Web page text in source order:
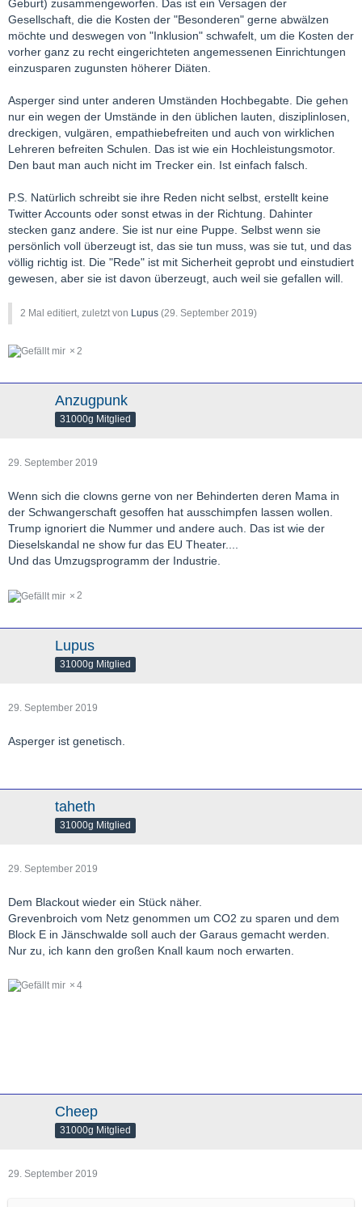
Geburt) zusammengeworfen. Das ist ein Versagen der
Gesellschaft, die die Kosten der "Besonderen" gerne abwälzen
möchte und deswegen von "Inklusion" schwafelt, um die Kosten der
vorher ganz zu recht eingerichteten angemessenen Einrichtungen
einzusparen zugunsten höherer Diäten.
Asperger sind unter anderen Umständen Hochbegabte. Die gehen
nur ein wegen der Umstände in den üblichen lauten, disziplinlosen,
dreckigen, vulgären, empathiebefreiten und auch von wirklichen
Lehreren befreiten Schulen. Das ist wie ein Hochleistungsmotor.
Den baut man auch nicht im Trecker ein. Ist einfach falsch.
P.S. Natürlich schreibt sie ihre Reden nicht selbst, erstellt keine
Twitter Accounts oder sonst etwas in der Richtung. Dahinter
stecken ganz andere. Sie ist nur eine Puppe. Selbst wenn sie
persönlich voll überzeugt ist, das sie tun muss, was sie tut, und das
völlig richtig ist. Die "Rede" ist mit Sicherheit geprobt und einstudiert
gewesen, aber sie ist davon überzeugt, auch weil sie gefallen will.
2 Mal editiert, zuletzt von Lupus (29. September 2019)
2
Anzugpunk
31000g Mitglied
29. September 2019
Wenn sich die clowns gerne von ner Behinderten deren Mama in
der Schwangerschaft gesoffen hat ausschimpfen lassen wollen.
Trump ignoriert die Nummer und andere auch. Das ist wie der
Dieselskandal ne show fur das EU Theater....
Und das Umzugsprogramm der Industrie.
2
Lupus
31000g Mitglied
29. September 2019
Asperger ist genetisch.
taheth
31000g Mitglied
29. September 2019
Dem Blackout wieder ein Stück näher.
Grevenbroich vom Netz genommen um CO2 zu sparen und dem
Block E in Jänschwalde soll auch der Garaus gemacht werden.
Nur zu, ich kann den großen Knall kaum noch erwarten.
4
Cheep
31000g Mitglied
29. September 2019